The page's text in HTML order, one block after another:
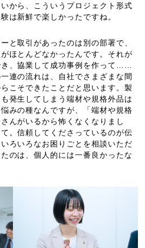
から、こういうプロジェクト形式
は新鮮で楽しかったですね。
と取引があったのは別の部署で、
ほとんどなかったんです。それが
き、協業して成功事例を作って……
連の流れは、自社でさまざまな間
こそできたことだと思います。製
発生してしまう端材や規格外品は
みの種なんですが、「端材や規格
んがいるから怖くなくなりまし
。信頼してくださっているのが伝
ろいろなお困りごとを相談いただ
のは、個人的には一番良かったな